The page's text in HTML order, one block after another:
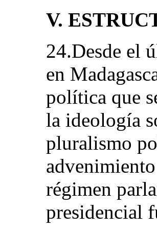
V.
24.Desde el
en
política que
la ideología
pluralismo
régimen
presidencial